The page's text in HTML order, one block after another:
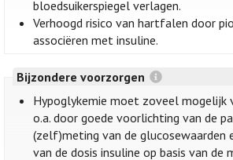
bloedsuikerspiegel verlagen.
Verhoogd risico van hartfalen door
associëren met insuline.
Bijzondere voorzorgen
Hypoglykemie moet zoveel mogelijk
o.a. door goede voorlichting van de
(zelf)meting van de glucosewaarden
van de dosis insuline op basis van de